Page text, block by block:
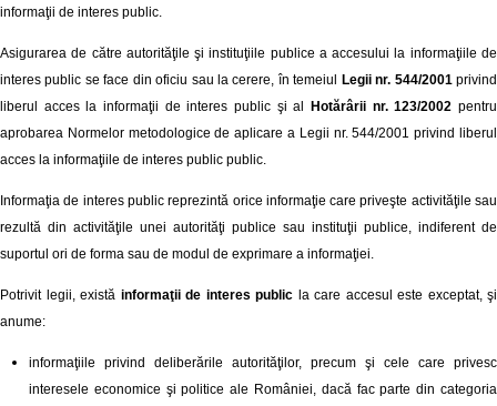
informaţii de interes public.
Asigurarea de către autorităţile şi instituţiile publice a accesului la informaţiile de
interes public se face din oficiu sau la cerere, în temeiul Legii nr. 544/2001privind
liberul acces la informaţii de interes public şi al Hotărârii nr. 123/2002 pentru
aprobarea Normelor metodologice de aplicare a Legii nr. 544/2001 privind liberul
acces la informaţiile de interes public public.
Informaţia de interes public reprezintă orice informaţie care priveşte activităţile sau
rezultă din activităţile unei autorităţi publice sau instituţii publice, indiferent de
suportul ori de forma sau de modul de exprimare a informaţiei.
Potrivit legii, există informaţii de interes public la care accesul este exceptat, şi
anume:
informaţiile privind deliberările autorităţilor, precum şi cele care privesc
interesele economice şi politice ale României, dacă fac parte din categoria